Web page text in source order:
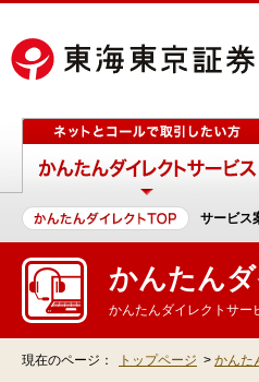
サービス
かんたん
かんたんダイレクトサー
現在のページ： トップページ > かんた